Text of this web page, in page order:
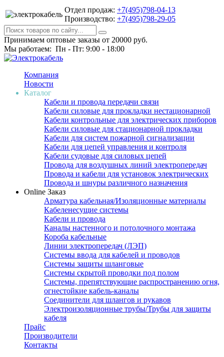
Отдел продаж: +7(495)798-04-13
Производство: +7(495)798-29-05
Принимаем оптовые заказы от 20000 руб.
Мы работаем: Пн - Пт: 9:00 - 18:00
Компания
Новости
Каталог
Кабели и провода передачи связи
Кабели силовые для прокладки нестационарной
Кабели контрольные для электрических приборов
Кабели силовые для стационарной прокладки
Кабели для систем пожарной сигнализации
Кабели для цепей управления и контроля
Кабели судовые для силовых цепей
Провода для воздушных линий электропередач
Провода и кабели для установок электрических
Провода и шнуры различного назначения
Online Заказ
Арматура кабельная/Изоляционные материалы
Кабеленесущие системы
Кабели и провода
Каналы настенного и потолочного монтажа
Короба кабельные
Линии электропередач (ЛЭП)
Системы ввода для кабелей и проводов
Системы защиты шланговые
Системы скрытой проводки под полом
Системы, препятствующие распространению огня,
огнестойкие кабель-каналы
Соединители для шлангов и рукавов
Электроизоляционные трубы/Трубы для защиты
кабеля
Прайс
Производители
Контакты